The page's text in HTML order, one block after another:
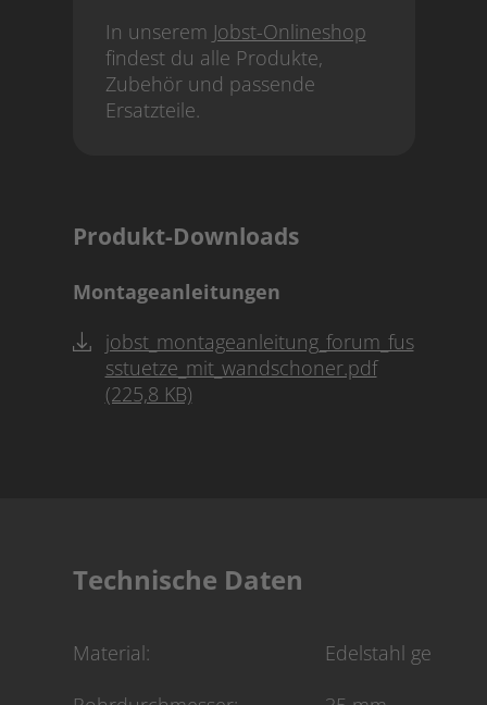
In unserem Jobst-Onlineshop
findest du alle Produkte,
Zubehör und passende
Ersatzteile.
Produkt-Downloads
Montageanleitungen
jobst_montageanleitung_forum_fus
sstuetze_mit_wandschoner.pdf
(225,8 KB)
Technische Daten
Material:
Edelstahl